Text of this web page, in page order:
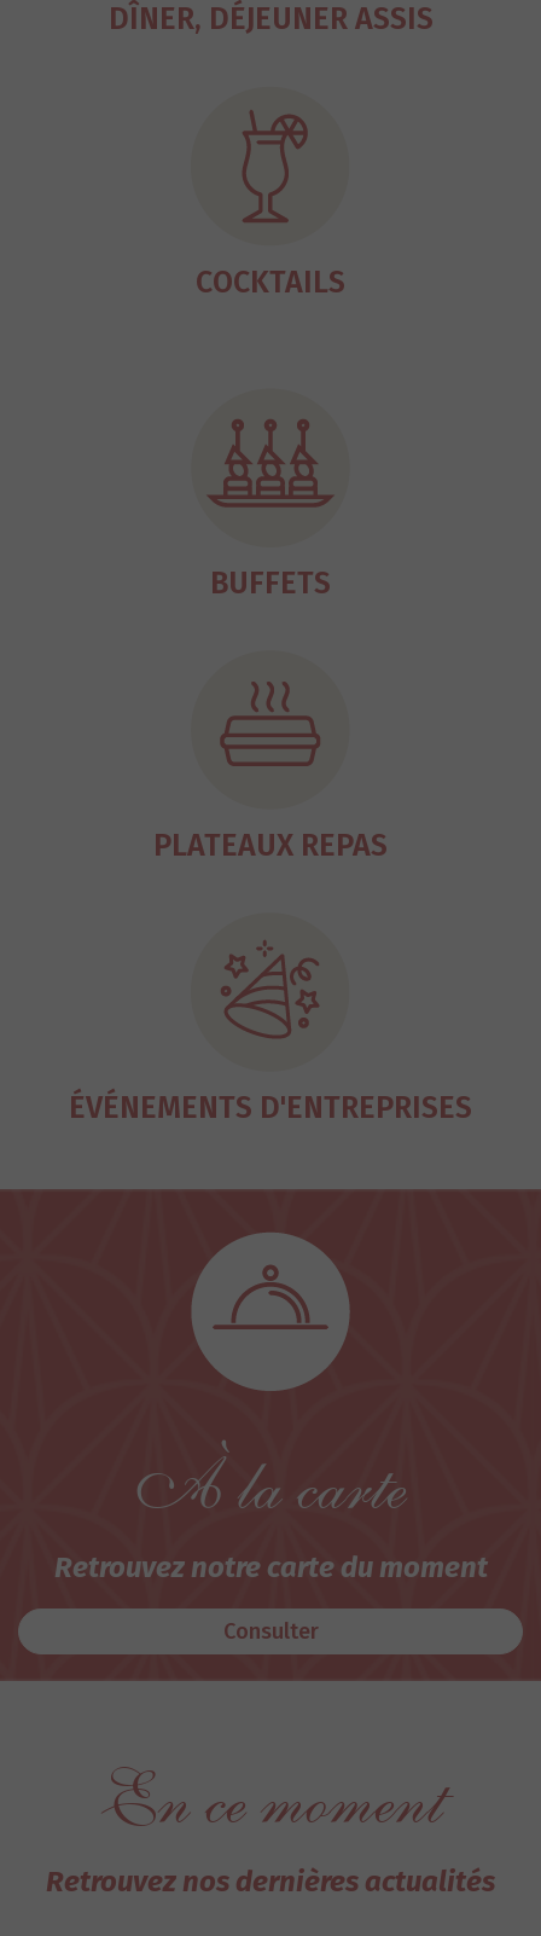
DÎNER, DÉJEUNER ASSIS
COCKTAILS
BUFFETS
PLATEAUX REPAS
ÉVÉNEMENTS D'ENTREPRISES
À la carte
Retrouvez notre carte du moment
Consulter
En ce moment
Retrouvez nos dernières actualités